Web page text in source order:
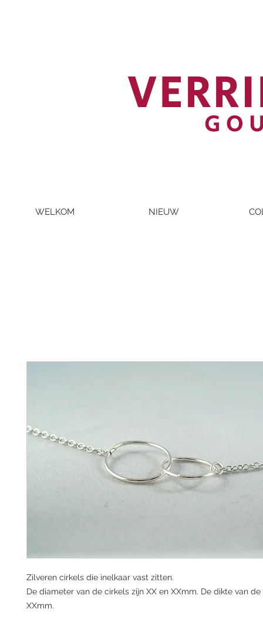
WELKOM NIEUW
Zilveren cirkels die inelkaar vast zitten.
De diameter van de cirkels zijn XX en XXmm. De dikte van de
XXmm.